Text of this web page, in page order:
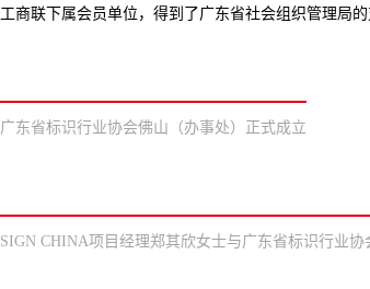
工商联下属会员单位，得到了广东省社会组织管理局的
广东省标识行业协会佛山（办事处）正式成立
SIGN CHINA项目经理郑其欣女士与广东省标识行业